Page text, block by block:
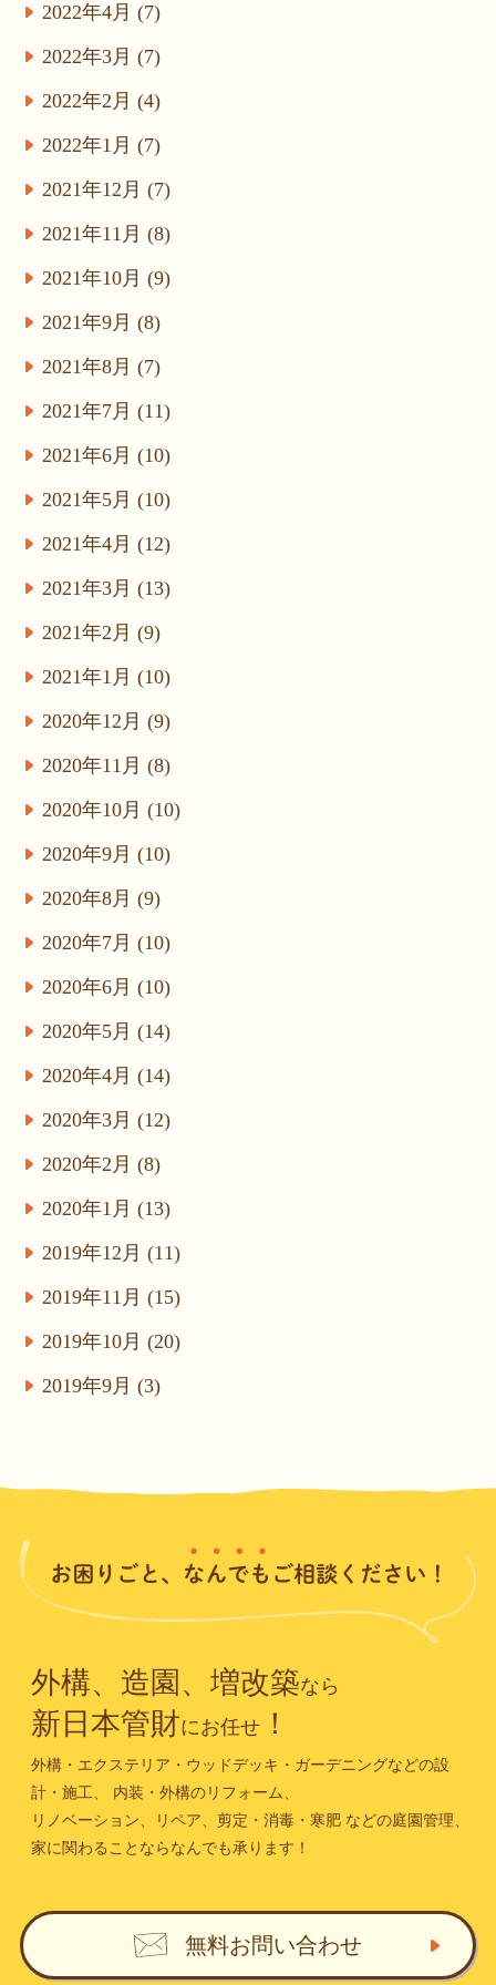
2022年4月 (7)
2022年3月 (7)
2022年2月 (4)
2022年1月 (7)
2021年12月 (7)
2021年11月 (8)
2021年10月 (9)
2021年9月 (8)
2021年8月 (7)
2021年7月 (11)
2021年6月 (10)
2021年5月 (10)
2021年4月 (12)
2021年3月 (13)
2021年2月 (9)
2021年1月 (10)
2020年12月 (9)
2020年11月 (8)
2020年10月 (10)
2020年9月 (10)
2020年8月 (9)
2020年7月 (10)
2020年6月 (10)
2020年5月 (14)
2020年4月 (14)
2020年3月 (12)
2020年2月 (8)
2020年1月 (13)
2019年12月 (11)
2019年11月 (15)
2019年10月 (20)
2019年9月 (3)
外構、造園、増改築なら
新日本管財にお任せ！
外構・エクステリア・ウッドデッキ・ガーデニングなどの設
計・施工、
内装・外構のリフォーム、
リノベーション、リペア、剪定・消毒・寒肥などの庭園管理、
家に関わることならなんでも承ります！
無料お問い合わせ